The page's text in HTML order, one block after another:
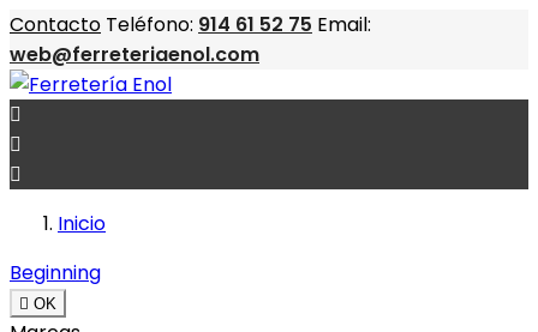
Contacto Teléfono: 914 61 52 75 Email:
web@ferreteriaenol.com



Inicio
Beginning
 OK